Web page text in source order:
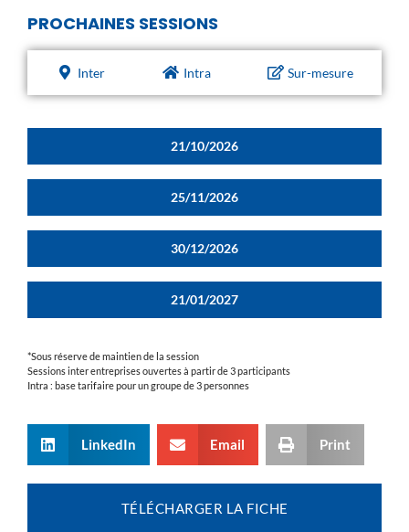
PROCHAINES SESSIONS
Inter Intra Sur-mesure
21/10/2026
25/11/2026
30/12/2026
21/01/2027
*Sous réserve de maintien de la session
Sessions inter entreprises ouvertes à partir de 3 participants
Intra : base tarifaire pour un groupe de 3 personnes
LinkedIn Email Print
TÉLÉCHARGER LA FICHE